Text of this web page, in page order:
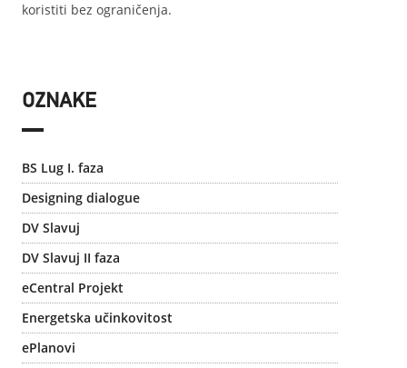
koristiti bez ograničenja.
OZNAKE
BS Lug I. faza
Designing dialogue
DV Slavuj
DV Slavuj II faza
eCentral Projekt
Energetska učinkovitost
ePlanovi